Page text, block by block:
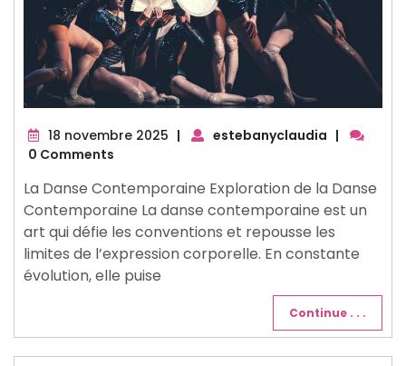
18 novembre 2025 18| estebanyclaudia |
0 Comments
La Danse Contemporaine Exploration de la Danse
Contemporaine La danse contemporaine est un
art qui défie les conventions et repousse les
limites de l’expression corporelle. En constante
évolution, elle puise
Continue . . .